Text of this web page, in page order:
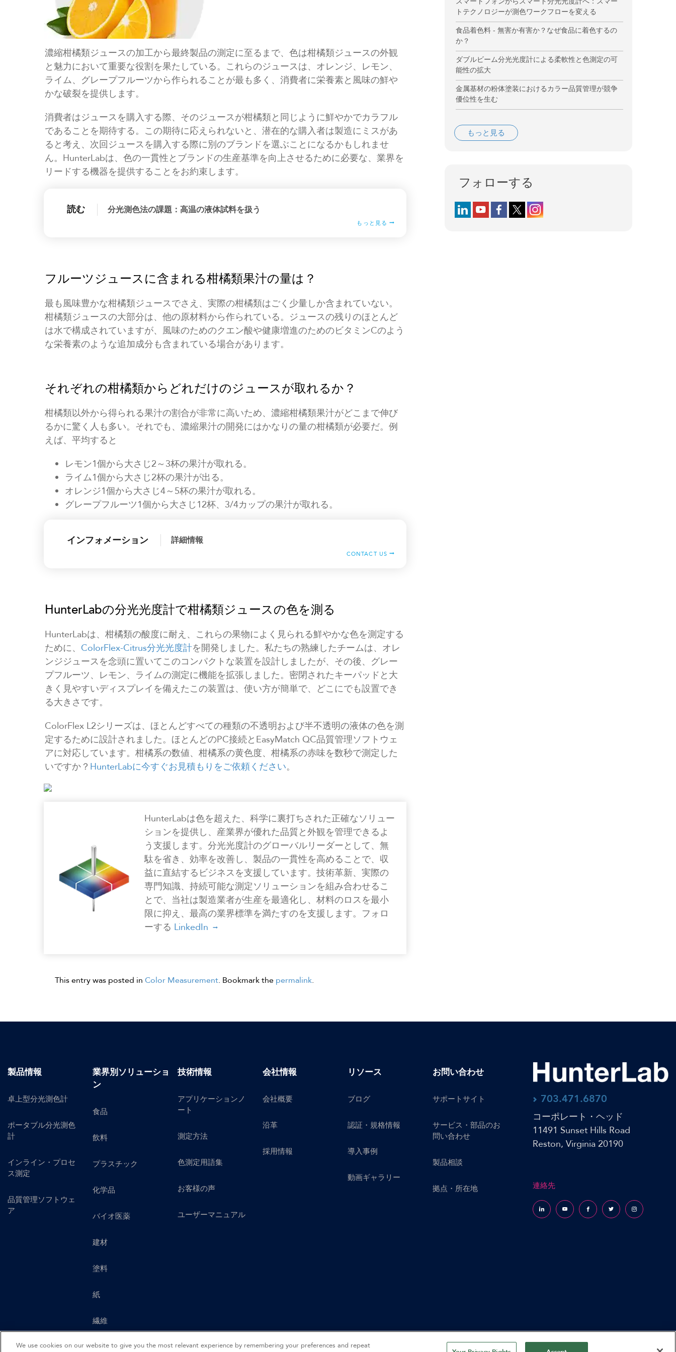
濃縮柑橘類ジュースの加工から最終製品の測定に至るまで、色は柑橘類ジュースの外観
と魅力において重要な役割を果たしている。これらのジュースは、オレンジ、レモン、
ライム、グレープフルーツから作られることが最も多く、消費者に栄養素と風味の鮮や
かな破裂を提供します。
消費者はジュースを購入する際、そのジュースが柑橘類と同じように鮮やかでカラフル
であることを期待する。この期待に応えられないと、潜在的な購入者は製造にミスがあ
ると考え、次回ジュースを購入する際に別のブランドを選ぶことになるかもしれませ
ん。HunterLabは、色の一貫性とブランドの生産基準を向上させるために必要な、業界を
リードする機器を提供することをお約束します。
読む 分光測色法の課題：高温の液体試料を扱う
もっと見る
フルーツジュースに含まれる柑橘類果汁の量は？
最も風味豊かな柑橘類ジュースでさえ、実際の柑橘類はごく少量しか含まれていない。
柑橘類ジュースの大部分は、他の原材料から作られている。ジュースの残りのほとんど
は水で構成されていますが、風味のためのクエン酸や健康増進のためのビタミンCのよう
な栄養素のような追加成分も含まれている場合があります。
それぞれの柑橘類からどれだけのジュースが取れるか？
柑橘類以外から得られる果汁の割合が非常に高いため、濃縮柑橘類果汁がどこまで伸び
るかに驚く人も多い。それでも、濃縮果汁の開発にはかなりの量の柑橘類が必要だ。例
えば、平均すると
レモン1個から大さじ2～3杯の果汁が取れる。
ライム1個から大さじ2杯の果汁が出る。
オレンジ1個から大さじ4～5杯の果汁が取れる。
グレープフルーツ1個から大さじ12杯、3/4カップの果汁が取れる。
インフォメーション 詳細情報
CONTACT US
HunterLabの分光光度計で柑橘類ジュースの色を測る
HunterLabは、柑橘類の酸度に耐え、これらの果物によく見られる鮮やかな色を測定する
ために、 ColorFlex-Citrus分光光度計を開発しました。私たちの熟練したチームは、オレ
ンジジュースを念頭に置いてこのコンパクトな装置を設計しましたが、その後、グレー
プフルーツ、レモン、ライムの測定に機能を拡張しました。密閉されたキーパッドと大
きく見やすいディスプレイを備えたこの装置は、使い方が簡単で、どこにでも設置でき
る大きさです。
ColorFlex L2シリーズは、ほとんどすべての種類の不透明および半不透明の液体の色を測
定するために設計されました。ほとんどのPC接続とEasyMatch QC品質管理ソフトウェ
アに対応しています。柑橘系の数値、柑橘系の黄色度、柑橘系の赤味を数秒で測定した
いですか？ HunterLabに今すぐお見積もりをご依頼ください。
HunterLabは色を超えた、科学に裏打ちされた正確なソリュー
ションを提供し、産業界が優れた品質と外観を管理できるよ
う支援します。分光光度計のグローバルリーダーとして、無
駄を省き、効率を改善し、製品の一貫性を高めることで、収
益に直結するビジネスを支援しています。技術革新、実際の
専門知識、持続可能な測定ソリューションを組み合わせるこ
とで、当社は製造業者が生産を最適化し、材料のロスを最小
限に抑え、最高の業界標準を満たすのを支援します。フォロ
ーする LinkedIn
This entry was posted in Color Measurement. Bookmark the permalink.
トテクノロジーが測色ワークフローを変える
食品着色料 - 無害か有害か？なぜ食品に着色するの
か？
ダブルビーム分光光度計による柔軟性と色測定の可
能性の拡大
金属基材の粉体塗装におけるカラー品質管理が競争
優位性を生む
もっと見る
フォローする
Follow us on LinkedIn
Follow us on YouTube
Follow us on Facebook
Follow us on X (formerly Twitter)
Follow us on Instagram
703.471.6870
コーポレート・ヘッド
11491 Sunset Hills Road
Reston, Virginia 20190
連絡先
Follow us on LinkedInFollow us on YouTubeFollow us on Facebook
Follow us on X (formerly
Follow us on
製品情報
卓上型分光測色計
ポータブル分光測色
計
インライン・プロセ
ス測定
品質管理ソフトウェ
ア
業界別ソリューショ
ン
食品
飲料
プラスチック
化学品
バイオ医薬
建材
塗料
紙
繊維
技術情報
アプリケーションノ
ート
測定方法
色測定用語集
お客様の声
ユーザーマニュアル
会社情報
会社概要
沿革
採用情報
リソース
ブログ
認証・規格情報
導入事例
動画ギャラリー
お問い合わせ
サポートサイト
サービス・部品のお
問い合わせ
製品相談
拠点・所在地
We use cookies on our website to give you the most relevant experience by remembering your preferences and repeat